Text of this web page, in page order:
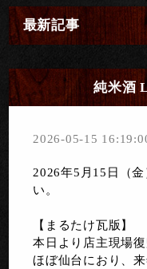
最新記事
純米酒
2026-05-15
2026年5月15日（
い。
【まるたけ瓦版】
本日より店主現場
ほぼ仙台におり、